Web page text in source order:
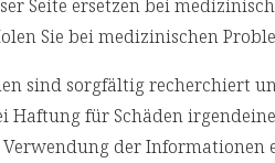
Seite ersetzen bei
Sie bei medizinischen
sind sorgfältig recherchiert
Haftung für Schäden
der Informationen